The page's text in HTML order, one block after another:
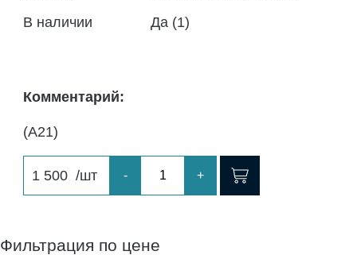
В наличии
Да (1)
Комментарий:
(A21)
1 500 /шт - +
Фильтрация по цене